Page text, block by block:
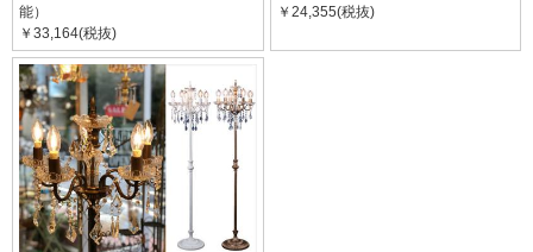
能）
￥33,164(税抜)
￥24,355(税抜)